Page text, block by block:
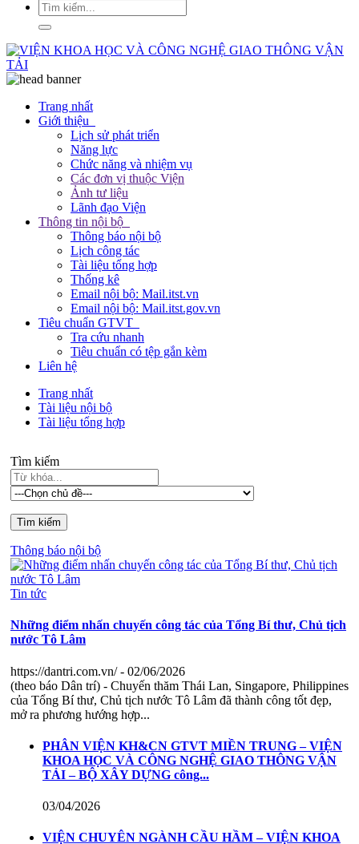
Trang nhất
Giới thiệu
Lịch sử phát triển
Năng lực
Chức năng và nhiệm vụ
Các đơn vị thuộc Viện
Ảnh tư liệu
Lãnh đạo Viện
Thông tin nội bộ
Thông báo nội bộ
Lịch công tác
Tài liệu tổng hợp
Thống kê
Email nội bộ: Mail.itst.vn
Email nội bộ: Mail.itst.gov.vn
Tiêu chuẩn GTVT
Tra cứu nhanh
Tiêu chuẩn có tệp gắn kèm
Liên hệ
Trang nhất
Tài liệu nội bộ
Tài liệu tổng hợp
Tìm kiếm
Thông báo nội bộ
Tin tức
Những điểm nhấn chuyến công tác của Tổng Bí thư, Chủ tịch
nước Tô Lâm
https://dantri.com.vn/- 02/06/2026
(theo báo Dân trí) - Chuyến thăm Thái Lan, Singapore, Philippines
của Tổng Bí thư, Chủ tịch nước Tô Lâm đã thành công tốt đẹp,
mở ra phương hướng hợp...
PHÂN VIỆN KH&CN GTVT MIỀN TRUNG – VIỆN
KHOA HỌC VÀ CÔNG NGHỆ GIAO THÔNG VẬN
TẢI – BỘ XÂY DỰNG công...
03/04/2026
VIỆN CHUYÊN NGÀNH CẦU HẦM – VIỆN KHOA